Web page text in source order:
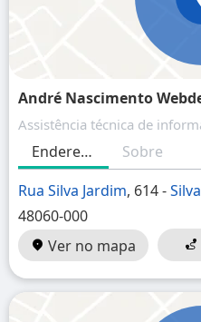
André Nascimento
Assistência técnica de
Endereço Sobre
Rua Silva Jardim, 614 -
48060-000
Ver no mapa